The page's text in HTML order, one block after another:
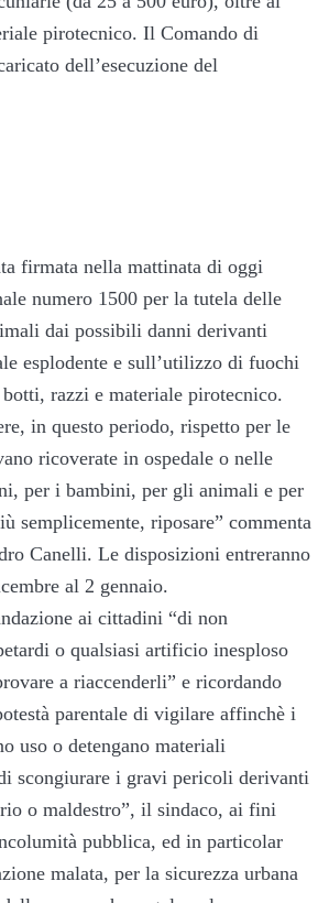
pirotecnico. Il Comando di
dell’esecuzione del
firmata nella mattinata di oggi
numero 1500 per la tutela delle
dai possibili danni derivanti
esplodente e sull’utilizzo di fuochi
razzi e materiale pirotecnico.
in questo periodo, rispetto per le
ricoverate in ospedale o nelle
per i bambini, per gli animali e per
semplicemente, riposare” commenta
Canelli. Le disposizioni entreranno
al 2 gennaio.
ai cittadini “di non
o qualsiasi artificio inesploso
a riaccenderli” e ricordando
parentale di vigilare affinchè i
uso o detengano materiali
scongiurare i gravi pericoli derivanti
o maldestro”, il sindaco, ai fini
pubblica, ed in particolar
malata, per la sicurezza urbana